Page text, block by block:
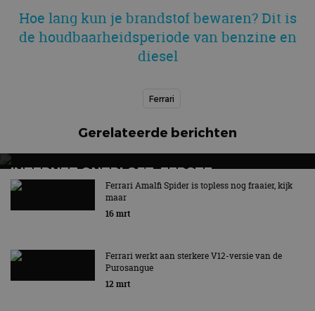
Hoe lang kun je brandstof bewaren? Dit is
de houdbaarheidsperiode van benzine en
diesel
Ferrari
Gerelateerde berichten
INTERNET ONTPLOFT: EERSTE
ELEKTRISCHE FERRARI SHOCKEERT
Ferrari Amalfi Spider is topless nog fraaier, kijk
maar
16 mrt
Ferrari werkt aan sterkere V12-versie van de
Purosangue
12 mrt